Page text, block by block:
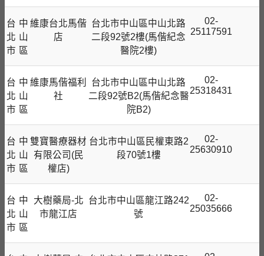
台
北
市
中
山
區
維康台北馬偕
店
台北市中山區中山北路
二段92號2樓(馬偕紀念
醫院2樓)
02-
25117591
台
北
市
中
山
區
維康馬偕福利
社
台北市中山區中山北路
二段92號B2(馬偕紀念醫
院B2)
02-
25318431
台
北
市
中
山
區
雙寶醫療器材
有限公司(民
權店)
台北市中山區民權東路2
段70號1樓
02-
25630910
台
北
市
中
山
區
大樹藥局-北
市龍江店
台北市中山區龍江路242
號
02-
25035666